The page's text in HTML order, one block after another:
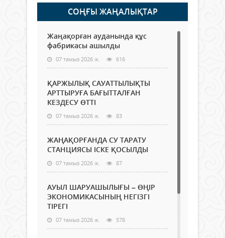
СОҢҒЫ ЖАҢАЛЫҚТАР
Жаңақорған ауданында құс
фабрикасы ашылды
07 тамыз 2026 ж. 616
ҚАРЖЫЛЫҚ САУАТТЫЛЫҚТЫ
АРТТЫРУҒА БАҒЫТТАЛҒАН
КЕЗДЕСУ ӨТТІ
07 тамыз 2026 ж. 83
ЖАҢАҚОРҒАНДА СУ ТАРАТУ
СТАНЦИЯСЫ ІСКЕ ҚОСЫЛДЫ
07 тамыз 2026 ж. 87
АУЫЛ ШАРУАШЫЛЫҒЫ – ӨҢІР
ЭКОНОМИКАСЫНЫҢ НЕГІЗГІ
ТІРЕГІ
07 тамыз 2026 ж. 578